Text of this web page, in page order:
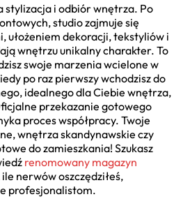
i odbiór wnętrza. Po
studio zajmuje się
ułożeniem dekoracji, tekstyliów i
wnętrzu unikalny charakter. To
swoje marzenia wcielone w
po raz pierwszy wchodzisz do
idealnego dla Ciebie wnętrza,
przekazanie gotowego
proces współpracy. Twoje
wnętrza skandynawskie czy
do zamieszkania! Szukasz
renomowany magazyn
nerwów oszczędziłeś,
profesjonalistom.